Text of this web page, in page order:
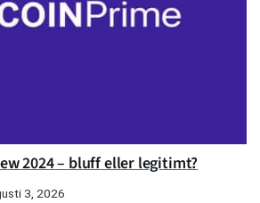
2024 – bluff eller legitimt?
3, 2026